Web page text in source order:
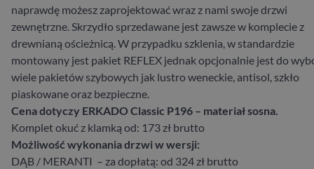
naprawdę możesz zaprojektować wraz z nami swoje drzwi
zewnętrzne. Skrzydło sprzedawane jest zawsze w komplecie z
drewnianą ościeżnicą. W przypadku szklenia, w standardzie
montowany jest pakiet REFLEX jednak opcjonalnie jest do
wiele pakietów szybowych jak lustro weneckie, antisol, szkło
piaskowane oraz bezpieczne.
Cena dotyczy ERKADO Classic P196 – materiał sosna.
Komplet okuć z klamką od: 173 zł brutto
Możliwość wykonania drzwi w wersji:
DĄB / MERANTI – za dopłatą: od 324 zł brutto